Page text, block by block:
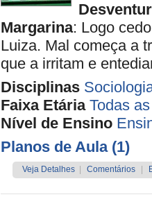
Margarina: Logo
Luiza. Mal começa a
que a irritam e
Disciplinas
Faixa Etária Todas
Nível de Ensino
Planos de Aula (1)
Veja Detalhes Comentários